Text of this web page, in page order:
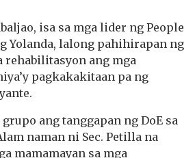
isa sa mga lider ng People
Yolanda, lalong pahihirapan ng
rehabilitasyon ang mga
pagkakakitaan pa ng
ang tanggapan ng DoE sa
naman ni Sec. Petilla na
mamamayan sa mga